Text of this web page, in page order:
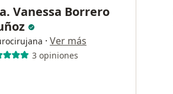
Vanessa Borrero
· Ver más
3 opiniones